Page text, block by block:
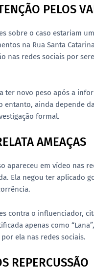
PELOS
sobre o caso estariam
na Rua Santa
nas redes sociais por
ter novo peso após a
ainda depende
formal.
AMEAÇAS
apareceu em vídeo nas
Ela negou ter aplicado
contra o influenciador,
apenas como
ela nas redes sociais.
REPERCUSSÃO